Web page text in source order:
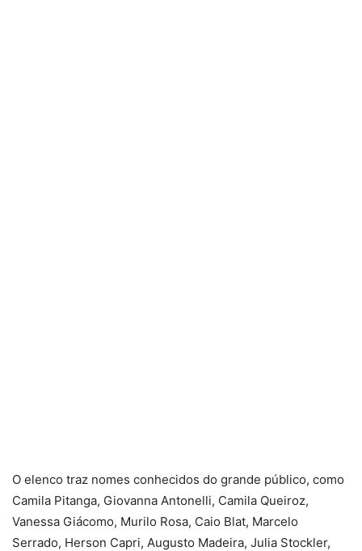
O elenco traz nomes conhecidos do grande público, como
Camila Pitanga, Giovanna Antonelli, Camila Queiroz,
Vanessa Giácomo, Murilo Rosa, Caio Blat, Marcelo
Serrado, Herson Capri, Augusto Madeira, Julia Stockler,